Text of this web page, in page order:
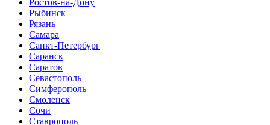
Ростов-на-Дону
Рыбинск
Рязань
Самара
Санкт-Петербург
Саранск
Саратов
Севастополь
Симферополь
Смоленск
Сочи
Ставрополь